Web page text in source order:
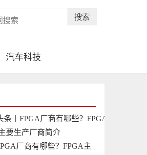
搜索
汽车科技
厂商有哪些？FPGA主